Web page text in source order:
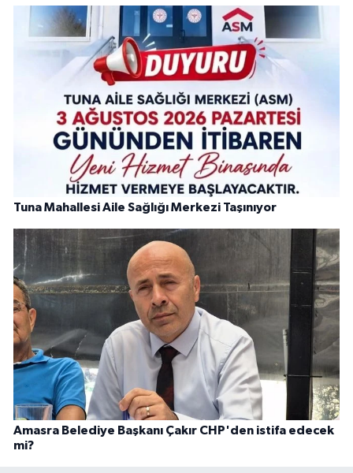
Tuna Mahallesi Aile Sağlığı Merkezi Taşınıyor
Amasra Belediye Başkanı Çakır CHP'den istifa edecek
mi?